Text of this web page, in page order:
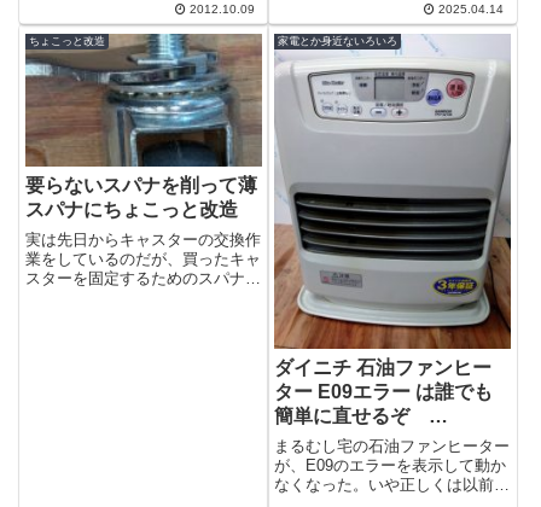
せないほどの硬さになっている。
握力が低下...
2012.10.09 2025.04.14
ちょこっと改造
要らないスパナを削って薄
スパナにちょこっと改造
実は先日からキャスターの交換作
業をしているのだが、買ったキャ
スターを固定するためのスパナが
家電とか身近ないろいろ
ダイニチ 石油ファンヒー
ター E09エラー は誰でも
簡単に直せるぞ
DAINICHI ブルーヒーター
FHY-32TS6 (FW-325S)
まるむし宅の石油ファンヒーター
が、E09のエラーを表示して動か
なくなった。いや正しくは以前か